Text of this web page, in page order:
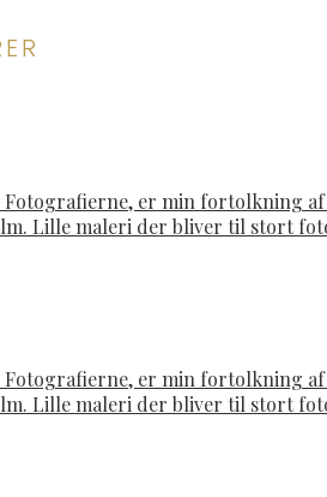
er min fortolkning
Lille maleri der bliver til stort
er min fortolkning
Lille maleri der bliver til stort